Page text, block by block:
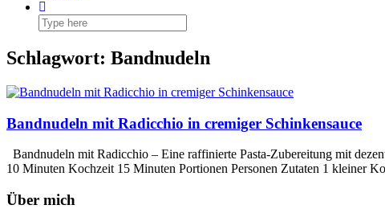
Schlagwort: Bandnudeln
Bandnudeln mit Radicchio in cremiger Schinkensauce
Bandnudeln mit Radicchio – Eine raffinierte Pasta-Zubereitung mit
10 Minuten Kochzeit 15 Minuten Portionen Personen Zutaten 1 kleiner
Über mich